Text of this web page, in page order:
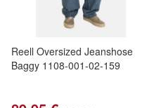
Reell Oversized Jeanshose
Baggy 1108-001-02-159